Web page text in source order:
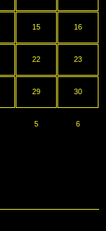
15 16
22 23
29 30
5 6